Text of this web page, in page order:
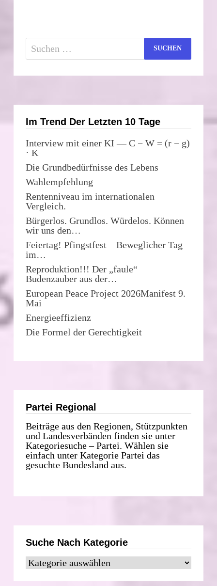
Suchen
nach:
Im Trend Der Letzten 10 Tage
Interview mit einer KI — C − W = (r − g)
· K
Die Grundbedürfnisse des Lebens
Wahlempfehlung
Rentenniveau im internationalen
Vergleich.
Bürgerlos. Grundlos. Würdelos. Können
wir uns den…
Feiertag! Pfingstfest – Beweglicher Tag
im…
Reproduktion!!! Der „faule“
Budenzauber aus der…
European Peace Project 2026Manifest 9.
Mai
Energieeffizienz
Die Formel der Gerechtigkeit
Partei Regional
Beiträge aus den Regionen, Stützpunkten
und Landesverbänden finden sie unter
Kategoriesuche – Partei. Wählen sie
einfach unter Kategorie Partei das
gesuchte Bundesland aus.
Suche Nach Kategorie
Suche
nach
Kategorie